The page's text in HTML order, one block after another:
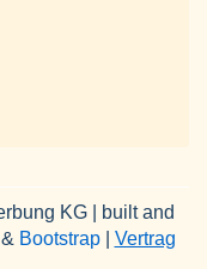
KG | built and
Bootstrap| Vertrag